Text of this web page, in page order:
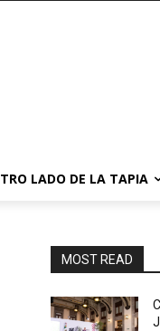
LADO DE LA TAPIA
MOST READ